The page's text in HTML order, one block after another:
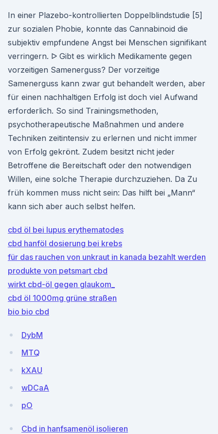
In einer Plazebo-kontrollierten Doppelblindstudie [5]
zur sozialen Phobie, konnte das Cannabinoid die
subjektiv empfundene Angst bei Menschen signifikant
verringern. ᐅ Gibt es wirklich Medikamente gegen
vorzeitigen Samenerguss? Der vorzeitige
Samenerguss kann zwar gut behandelt werden, aber
für einen nachhaltigen Erfolg ist doch viel Aufwand
erforderlich. So sind Trainingsmethoden,
psychotherapeutische Maßnahmen und andere
Techniken zeitintensiv zu erlernen und nicht immer
von Erfolg gekrönt. Zudem besitzt nicht jeder
Betroffene die Bereitschaft oder den notwendigen
Willen, eine solche Therapie durchzuziehen. Da Zu
früh kommen muss nicht sein: Das hilft bei „Mann“
kann sich aber auch selbst helfen.
cbd öl bei lupus erythematodes
cbd hanföl dosierung bei krebs
für das rauchen von unkraut in kanada bezahlt werden
produkte von petsmart cbd
wirkt cbd-öl gegen glaukom_
cbd öl 1000mg grüne straßen
bio bio cbd
DybM
MTQ
kXAU
wDCaA
pO
Cbd in hanfsamenöl isolieren